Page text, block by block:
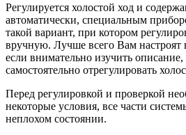
Регулируется холостой ход и
автоматически, специальным
такой вариант, при котором
вручную. Лучше всего Вам настроят
если внимательно изучить
самостоятельно отрегулировать
Перед регулировкой и проверкой
некоторые условия, все части
неплохом состоянии.